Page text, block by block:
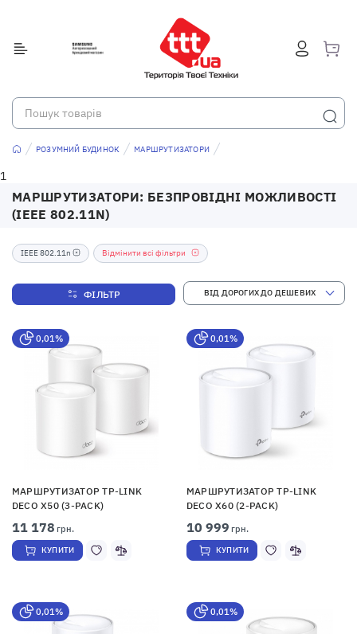
РОЗУМНИЙ БУДИНОК МАРШРУТИЗАТОРИ
1
МАРШРУТИЗАТОРИ: БЕЗПРОВІДНІ МОЖЛИВОСТІ
(IEEE 802.11N)
0,01%
МАРШРУТИЗАТОР TP-LINK
DECO X50 (3-PACK)
11 178 грн.
КУПИТИ
0,01%
МАРШРУТИЗАТОР TP-LINK
DECO X60 (2-PACK)
10 999 грн.
КУПИТИ
0,01% 0,01%
IEEE 802.11n Відмінити всі фільтри
ФІЛЬТР